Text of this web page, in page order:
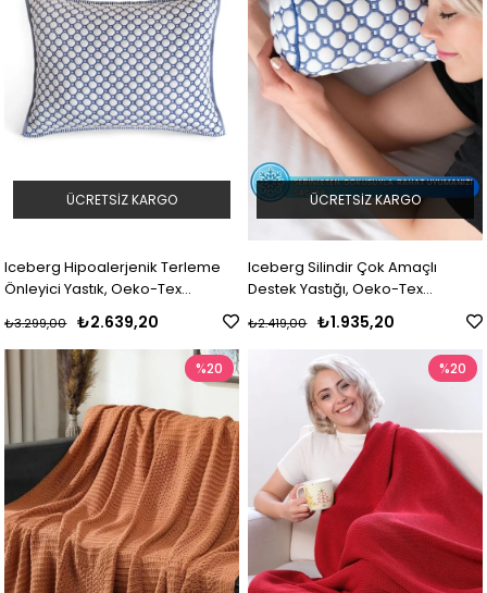
Iceberg Hipoalerjenik Terleme
Önleyici Yastık, Oeko-Tex
Sertifikalı Yüksek Teknolojili Yastık
₺2.639,20
₺3.299,00
ÜCRETSIZ KARGO
Iceberg Silindir Çok Amaçlı
Destek Yastığı, Oeko-Tex
Sertifikalı Silindir Yastık, Boyun
Rulosu
₺1.935,20
₺2.419,00
ÜCRETSIZ KARGO
%20 %20